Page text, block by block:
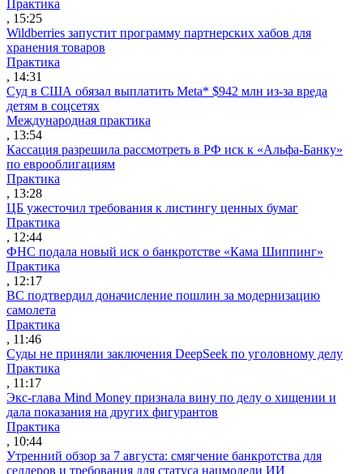
Практика
, 15:25
Wildberries запустит программу партнерских хабов для
хранения товаров
Практика
, 14:31
Суд в США обязал выплатить Meta* $942 млн из-за вреда
детям в соцсетях
Международная практика
, 13:54
Кассация разрешила рассмотреть в РФ иск к «Альфа-Банку»
по еврооблигациям
Практика
, 13:28
ЦБ ужесточил требования к листингу ценных бумаг
Практика
, 12:44
ФНС подала новый иск о банкротстве «Кама Шиппинг»
Практика
, 12:17
ВС подтвердил доначисление пошлин за модернизацию
самолета
Практика
, 11:46
Суды не приняли заключения DeepSeek по уголовному делу
Практика
, 11:17
Экс-глава Mind Money признала вину по делу о хищении и
дала показания на других фигурантов
Практика
, 10:44
Утренний обзор за 7 августа: смягчение банкротства для
селлеров и требования для статуса нацмодели ИИ